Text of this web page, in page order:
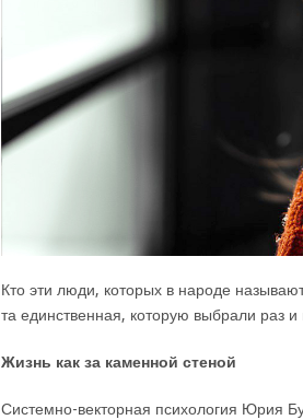
Кто эти люди, которых в народе
та единственная, которую выбрали раз и
Жизнь как за каменной стеной
Системно-векторная психология Юрия